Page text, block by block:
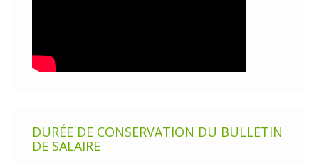
DURÉE DE CONSERVATION DU BULLETIN
DE SALAIRE